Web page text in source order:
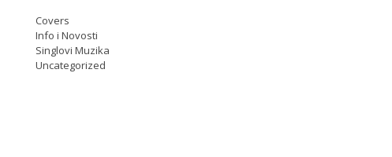
Covers
Info i Novosti
Singlovi Muzika
Uncategorized